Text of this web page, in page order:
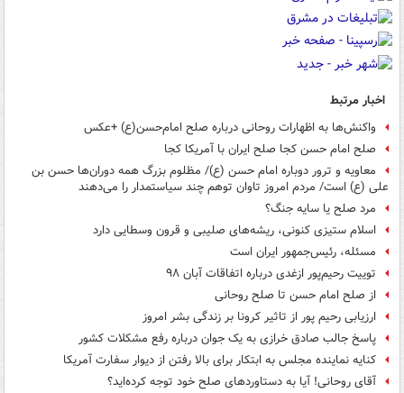
اخبار مرتبط
واکنش‌ها به اظهارات روحانی درباره صلح امام‌حسن‌(ع) +عکس
صلح امام حسن کجا صلح ایران با آمریکا کجا
معاویه و ترور دوباره امام حسن (ع)/ مظلوم بزرگ همه دوران‌ها حسن‌ بن‌
علی (ع) است/ مردم امروز تاوان توهم چند سیاستمدار را می‌دهند
مرد صلح یا سایه جنگ؟
اسلام ستیزی کنونی، ریشه‌های صلیبی و قرون وسطایی دارد
مسئله، رئیس‌جمهور ایران است
توییت رحیم‌پور ازغدی درباره اتفاقات آبان ۹۸
از صلح امام حسن تا صلح روحانی
ارزیابی رحیم پور از تاثیر کرونا بر زندگی بشر امروز
پاسخ جالب صادق خرازی به یک جوان درباره رفع مشکلات کشور
کنایه نماینده مجلس به ابتکار برای بالا رفتن از دیوار سفارت آمریکا
آقای روحانی! آیا به دستاوردهای صلح خود توجه کرده‌اید؟